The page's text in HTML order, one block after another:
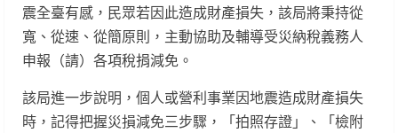
震全臺有感，民眾若因此造成財產損失，該局將秉持從
寬、從速、從簡原則，主動協助及輔導受災納稅義務人
申報（請）各項稅捐減免。
該局進一步說明，個人或營利事業因地震造成財產損失
時，記得把握災損減免三步驟，「拍照存證」、「檢附